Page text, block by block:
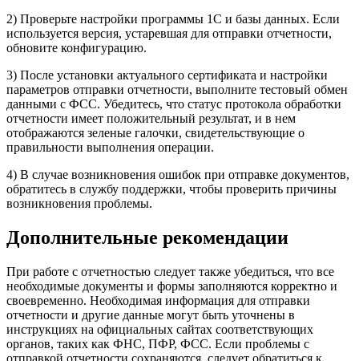
2) Проверьте настройки программы 1С и базы данных. Если
используется версия, устаревшая для отправки отчетности,
обновите конфигурацию.
3) После установки актуального сертификата и настройки
параметров отправки отчетности, выполните тестовый обмен
данными с ФСС. Убедитесь, что статус протокола обработки
отчетности имеет положительный результат, и в нем
отображаются зеленые галочки, свидетельствующие о
правильности выполнения операции.
4) В случае возникновения ошибок при отправке документов,
обратитесь в службу поддержки, чтобы проверить причины
возникновения проблемы.
Дополнительные рекомендации
При работе с отчетностью следует также убедиться, что все
необходимые документы и формы заполняются корректно и
своевременно. Необходимая информация для отправки
отчетности и другие данные могут быть уточнены в
инструкциях на официальных сайтах соответствующих
органов, таких как ФНС, ПФР, ФСС. Если проблемы с
отправкой отчетности сохраняются, следует обратиться к